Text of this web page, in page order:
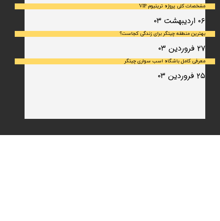
مشخصات کلی پروژه تریتیوم VIP
۰۶ اردیبهشت ۰۳
بهترین منطقه چیتگر برای زندگی کجاست؟
۲۷ فروردین ۰۳
معرفی کامل باشگاه اسب سواری چیتگر
۲۵ فروردین ۰۳